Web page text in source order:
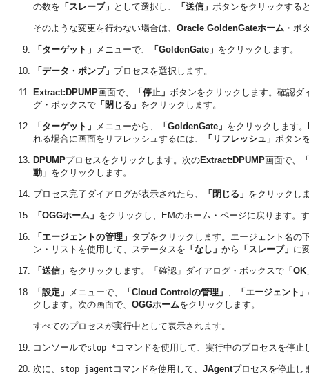
の数を 「スレーブ」 として選択し、 「送信」 ボタンをクリックする
そのような変更を行わない場合は、 Oracle GoldenGateホーム ・ボ
「ターゲット」 メニューで、 「GoldenGate」 をクリックします。
「データ・ポンプ」 プロセスを選択します。
Extract:DPUMP画面で、 「停止」 ボタンをクリックします。確認ダ
グ・ボックスで 「閉じる」 をクリックします。
「ターゲット」 メニューから、 「GoldenGate」 をクリックします。
れる場合に画面をリフレッシュするには、
「リフレッシュ」 ボタン
DPUMPプロセスをクリックします。次のExtract:DPUMP画面で、
動」 をクリックします。
プロセス完了ダイアログが表示されたら、 「閉じる」 をクリックし
「OGGホーム」 をクリックし、EMのホーム・ページに戻ります。
「エージェントの管理」 タブをクリックします。エージェント名の
ン・リストを使用して、ステータスを 「なし」 から 「スレーブ」 に
「送信」 をクリックします。「確認」ダイアログ・ボックスで「 OK
「設定」 メニューで、 「Cloud Controlの管理」 「エージェント」
クします。次の画面で、 OGGホームをクリックします。
すべてのプロセスが実行中として表示されます。
コンソールでstop * コマンドを使用して、実行中のプロセスを停止
次に、 stop jagent コマンドを使用して、 JAgentプロセスを停止し